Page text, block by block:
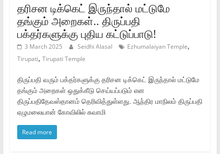
தரிசன டிக்கெட் இருந்தால் மட்டுமே
தங்கும் அறைகள்.. திருப்பதி
பக்தர்களுக்கு புதிய கட்டுப்பாடு!
3 March 2025 Seidhi Alasal Ezhumalaiyan Temple,
Tirupati, Tirupati Temple
திருப்பதி வரும் பக்தர்களுக்கு தரிசன டிக்கெட் இருந்தால் மட்டுமே
தங்கும் அறைகள் ஒதுக்கீடு செய்யப்படும் என
திருப்பதிதேவஸ்தானம் தெரிவித்துள்ளது. ஆந்திர மாநிலம் திருப்பதி
ஏழுமலையான் கோவிலில் சுவாமி
Read more